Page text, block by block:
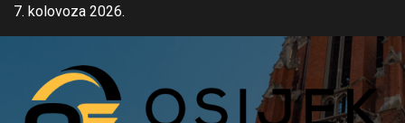
Skip7. kolovoza 2026.